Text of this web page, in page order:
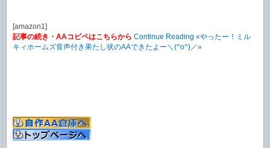
[amazon1]
記事の続き・AAコピペはこちらから Continue Reading «やったー！ミル
キィホームズ音声付き果たし状のAAできたよー＼(^o^)／»